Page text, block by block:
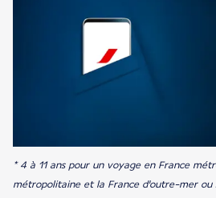
* 4 à 11 ans pour un voyage en France
métropolitaine et la France d'outre-mer